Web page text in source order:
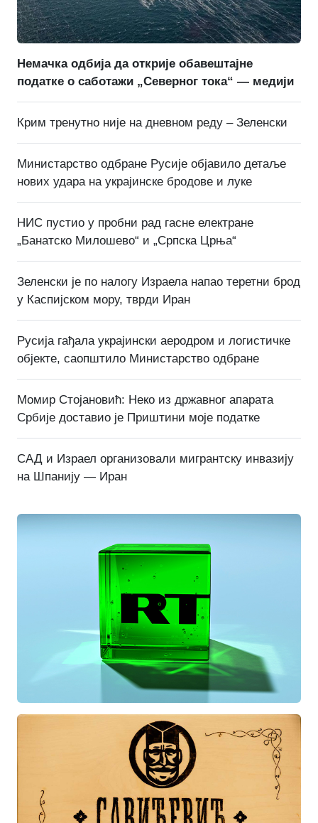
Немачка одбија да открије обавештајне
податке о саботажи „Северног тока“ — медији
Крим тренутно није на дневном реду – Зеленски
Министарство одбране Русије објавило детаље
нових удара на украјинске бродове и луке
НИС пустио у пробни рад гасне електране
„Банатско Милошево“ и „Српска Црња“
Зеленски је по налогу Израела напао теретни брод
у Каспијском мору, тврди Иран
Русија гађала украјински аеродром и логистичке
објекте, саопштило Министарство одбране
Момир Стојановић: Неко из државног апарата
Србије доставио је Приштини моје податке
САД и Израел организовали мигрантску инвазију
на Шпанију — Иран